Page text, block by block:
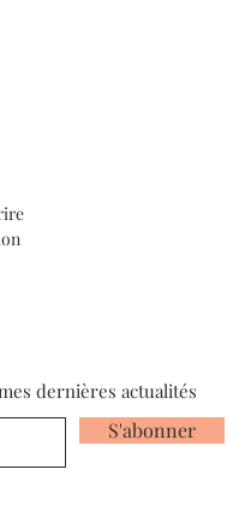
dernières actualités
S'abonner